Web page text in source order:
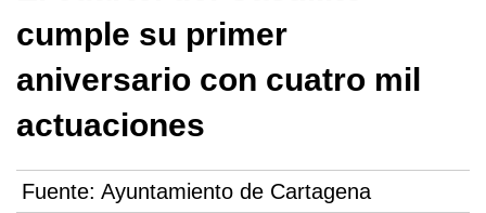
cumple su primer
aniversario con cuatro mil
actuaciones
Fuente: Ayuntamiento de Cartagena